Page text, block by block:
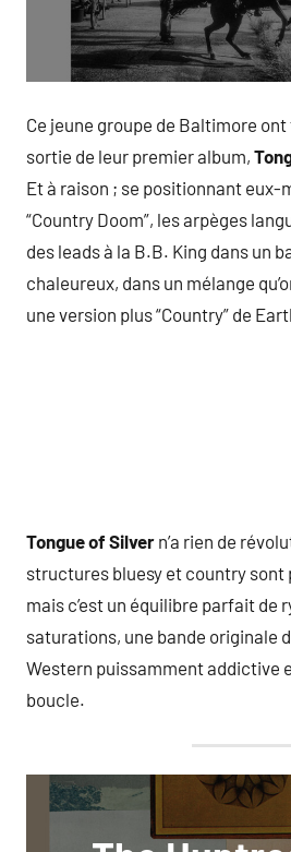
Ce jeune groupe de Baltimore ont
sortie de leur premier album,
Et à raison ; se positionnant eux-
“Country Doom”, les arpèges
des leads à la B.B. King dans un
chaleureux, dans un mélange
une version plus “Country” de
Tongue of Silver n’a rien de
structures bluesy et country sont
mais c’est un équilibre parfait de
saturations, une bande originale
Western puissamment addictive
boucle.